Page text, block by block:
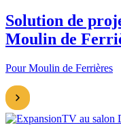
Solution de
Moulin de
Pour Moulin de Ferrières